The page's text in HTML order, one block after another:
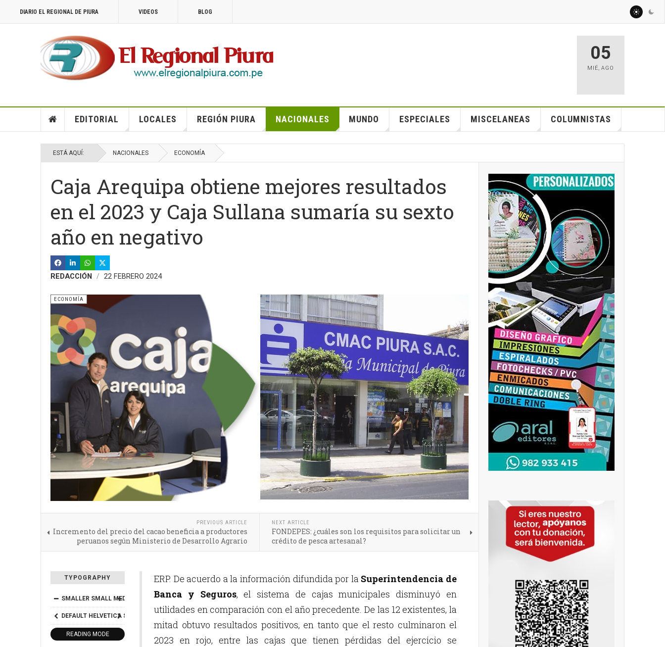
DIARIO EL REGIONAL DE PIURA VIDEOS BLOG
05
MIÉ, AGO
EDITORIAL LOCALES REGIÓN PIURA NACIONALES MUNDO ESPECIALES MISCELANEAS COLUMNISTAS
ESTÁ AQUÍ: NACIONALES ECONOMÍA
Caja Arequipa obtiene mejores resultados
en el 2023 y Caja Sullana sumaría su sexto
año en negativo
REDACCIÓN 22 FEBRERO 2024
ECONOMÍA
PREVIOUS ARTICLE
Incremento del precio del cacao beneficia a productores
peruanos según Ministerio de Desarrollo Agrario
NEXT ARTICLE
FONDEPES: ¿cuáles son los requisitos para solicitar un
crédito de pesca artesanal?
TYPOGRAPHY
SMALLER SMALL MEDIUM BIGGER
DEFAULT HELVETICA SEGOE
READING MODE
ERP. De acuerdo a la información difundida por la Superintendencia de
Banca y Seguros, el sistema de cajas municipales disminuyó en
utilidades en comparación con el año precedente. De las 12 existentes, la
mitad obtuvo resultados positivos, en tanto que el resto culminaron el
2023 en rojo, entre las cajas que tienen pérdidas del ejercicio se